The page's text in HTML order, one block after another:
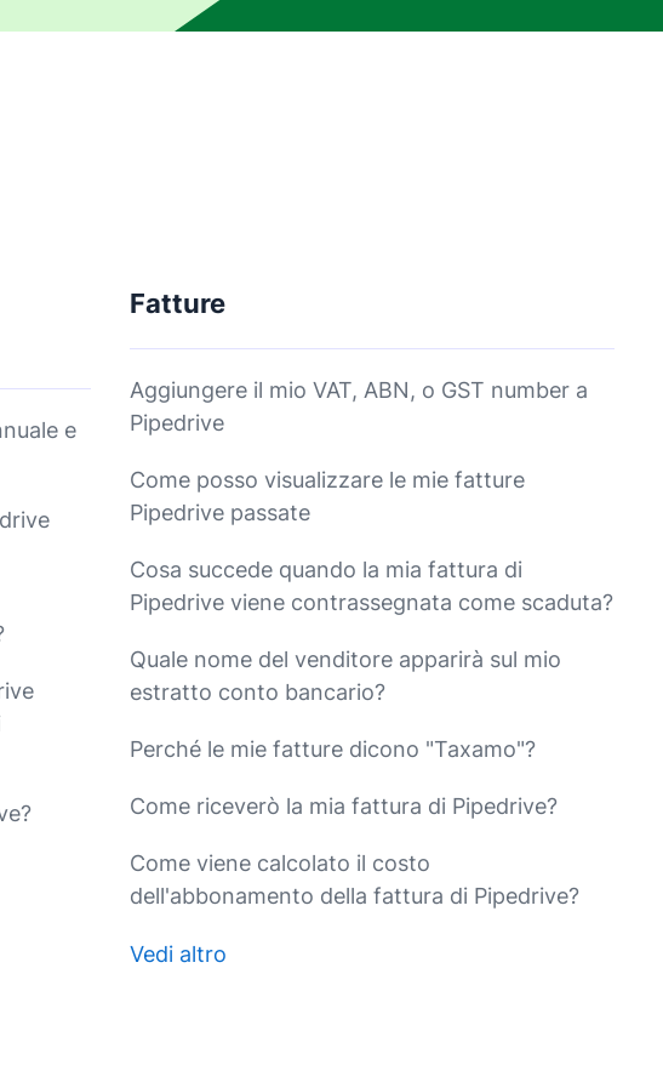
e
Fatture
Aggiungere il mio VAT, ABN, o GST number a
Pipedrive
Come posso visualizzare le mie fatture
Pipedrive passate
Cosa succede quando la mia fattura di
Pipedrive viene contrassegnata come scaduta?
Quale nome del venditore apparirà sul mio
estratto conto bancario?
Perché le mie fatture dicono "Taxamo"?
Come riceverò la mia fattura di Pipedrive?
Come viene calcolato il costo
dell'abbonamento della fattura di Pipedrive?
Vedi altro